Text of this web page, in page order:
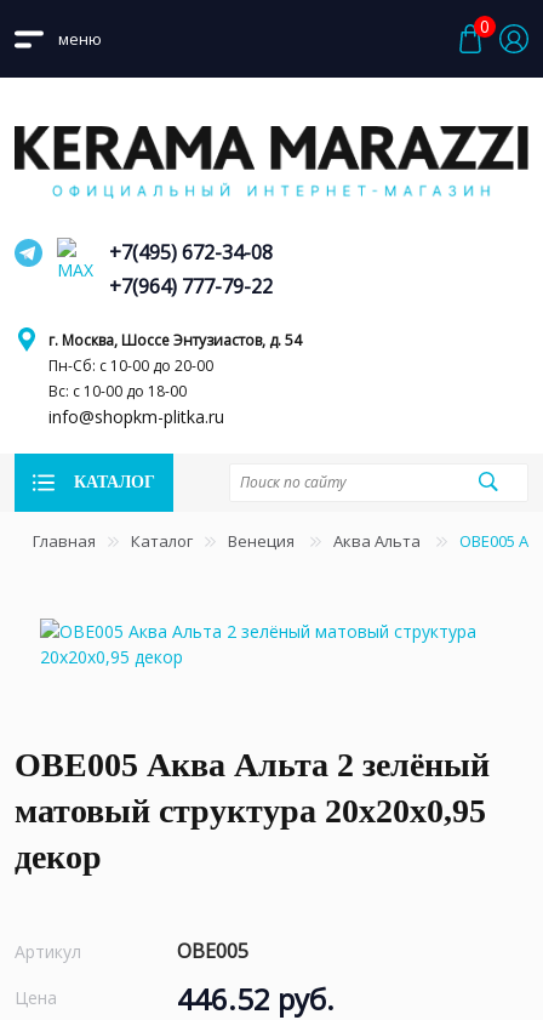
меню
0
г. Москва, Шоссе Энтузиастов, д. 54
Пн-Сб: с 10-00 до 20-00
Вс: с 10-00 до 18-00
info@shopkm-plitka.ru
+7(495) 672-34-08
+7(964) 777-79-22
КАТАЛОГ
Главная Каталог Венеция Аква Альта OBE005
OBE005 Аква Альта 2 зелёный
матовый структура 20x20x0,95
декор
Артикул OBE005
Цена 446.52 руб.